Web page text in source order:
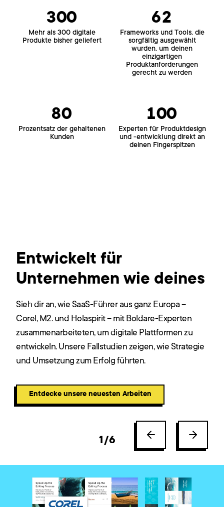
300
Mehr als 300 digitale
Produkte bisher geliefert
62
Frameworks und Tools, die
sorgfältig ausgewählt
wurden, um deinen
einzigartigen
Produktanforderungen
gerecht zu werden
80
Prozentsatz der gehaltenen
Kunden
100
Experten für Produktdesign
und -entwicklung direkt an
deinen Fingerspitzen
Entwickelt für
Unternehmen wie deines
Sieh dir an, wie SaaS-Führer aus ganz Europa –
Corel, M2. und Holaspirit – mit Boldare-Experten
zusammenarbeiteten, um digitale Plattformen zu
entwickeln. Unsere Fallstudien zeigen, wie Strategie
und Umsetzung zum Erfolg führten.
Entdecke unsere neuesten Arbeiten
1/6